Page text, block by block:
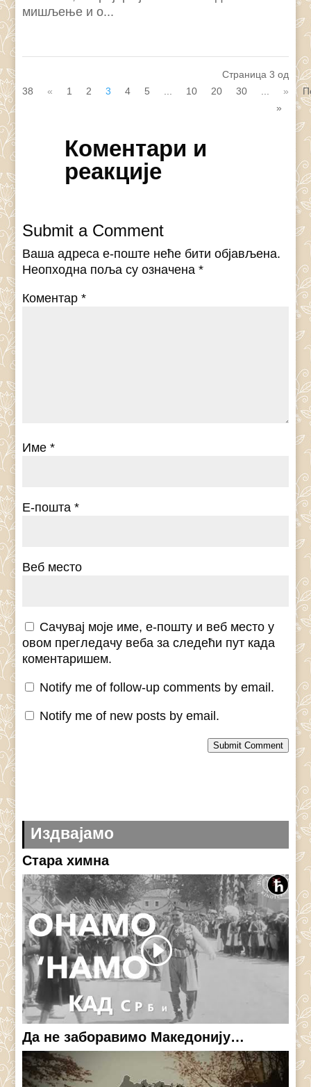
мишљење и о...
Страница 3 од
38
« 1 2 3 4 5 10 20 30 »
»
Коментари и
реакције
Submit a Comment
Ваша адреса е-поште неће бити објављена.
Неопходна поља су означена*
Коментар*
Име*
Е-пошта*
Веб место
Сачувај моје име, е-пошту и веб место у
овом прегледачу веба за следећи пут када
коментаришем.
Notify me of follow-up comments by email.
Notify me of new posts by email.
Submit Comment
Издвајамо
Стара химна
Да не заборавимо Македонију…